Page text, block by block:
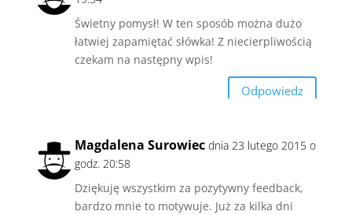
Świetny pomysł! W ten sposób można dużo
łatwiej zapamiętać słówka! Z niecierpliwością
czekam na następny wpis!
Odpowiedz
Magdalena Surowiec dnia 23 lutego 2015 o
godz. 20:58
Dziękuję wszystkim za pozytywny feedback,
bardzo mnie to motywuje. Już za kilka dni